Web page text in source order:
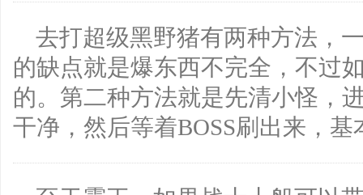
去打超级黑野猪有两种方法，
的缺点就是爆东西不完全，不过
的。第二种方法就是先清小怪，
干净，然后等着BOSS刷出来，